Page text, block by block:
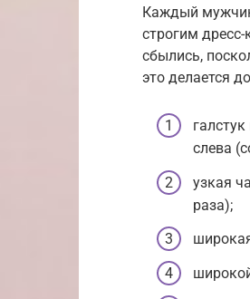
Каждый
строгим
сбылись,
это делается
слева
узкая
раза);